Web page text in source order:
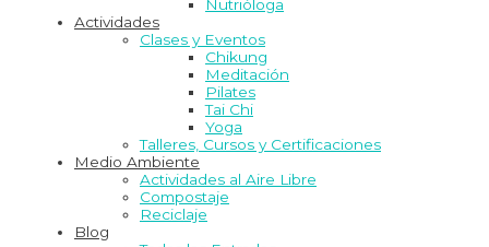
Nutrióloga
Actividades
Clases y Eventos
Chikung
Meditación
Pilates
Tai Chi
Yoga
Talleres, Cursos y Certificaciones
Medio Ambiente
Actividades al Aire Libre
Compostaje
Reciclaje
Blog